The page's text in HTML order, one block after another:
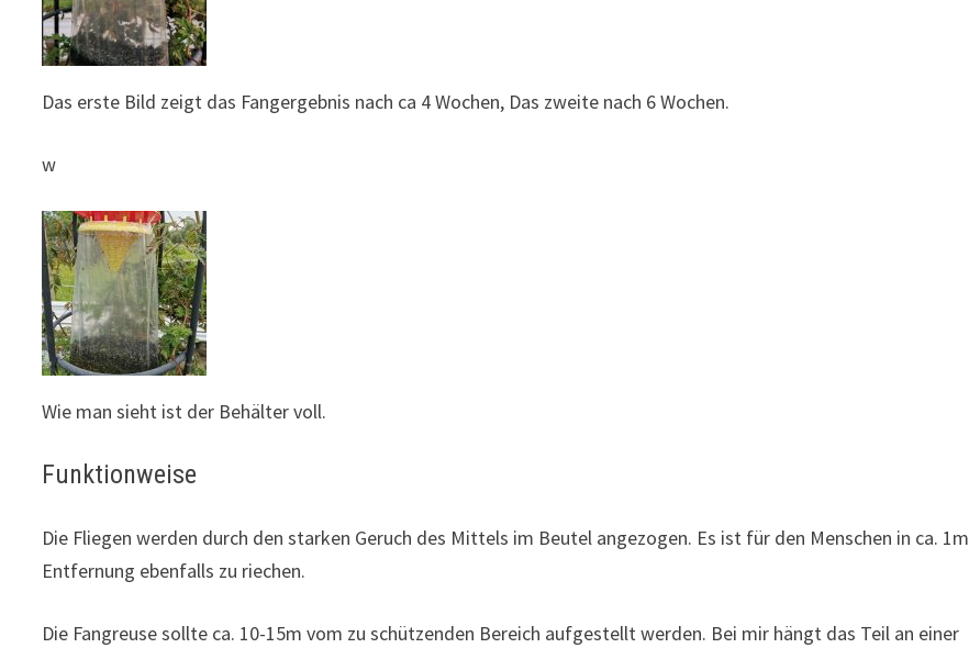
Das erste Bild zeigt das Fangergebnis nach ca 4 Wochen, Das zweite nach 6 Wochen.
w
Wie man sieht ist der Behälter voll.
Funktionweise
Die Fliegen werden durch den starken Geruch des Mittels im Beutel angezogen. Es ist für den Menschen in ca. 1m
Entfernung ebenfalls zu riechen.
Die Fangreuse sollte ca. 10-15m vom zu schützenden Bereich aufgestellt werden. Bei mir hängt das Teil an einer